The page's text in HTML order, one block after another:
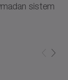
sistem